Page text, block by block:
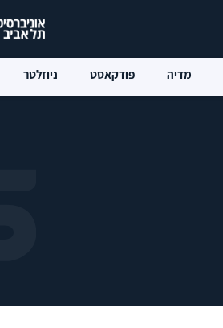
מדיה פודקאסט ניוזלטר